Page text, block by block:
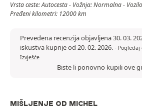
Vrsta ceste: Autocesta - Vožnja: Normalna -
Pređeni kilometri: 12000 km
Prevedena recenzija objavljena 30. 03.
iskustva kupnje od 20. 02. 2026.-
Izvješće
Biste li ponovno kupili ove
MIŠLJENJE OD MICHEL